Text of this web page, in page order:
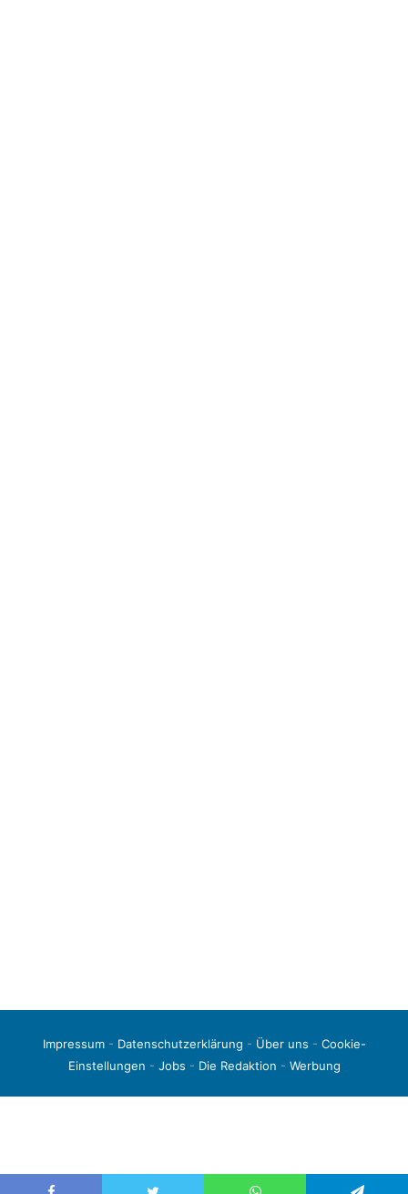
Impressum- Datenschutzerklärung - Über uns - Cookie-
Einstellungen - Jobs - Die Redaktion - Werbung